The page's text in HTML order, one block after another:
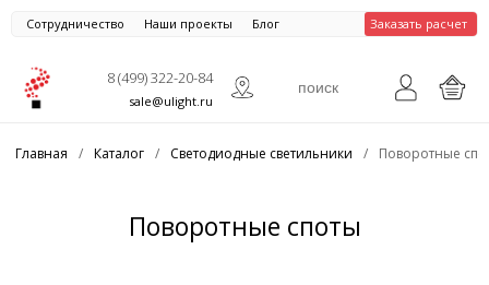
Сотрудничество Наши проекты Блог Заказать расчет
8 (499) 322-20-84
sale@ulight.ru
Главная / Каталог / Светодиодные светильники / Поворотные
Поворотные споты